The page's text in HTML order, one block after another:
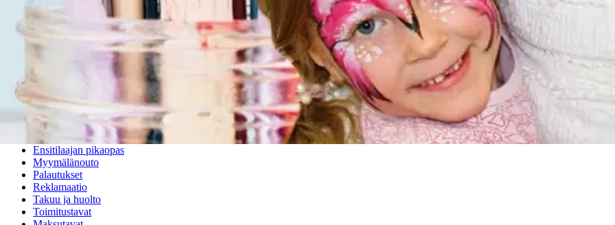
Ilmainen palautus 30 päivää.*
Nouto myymälästä ilman toimituskuluja.
Asiakasomistajalle Bonusta jopa 5 %.*
Verkkokauppa
Ohjeet
Ensitilaajan pikaopas
Myymälänouto
Palautukset
Reklamaatio
Takuu ja huolto
Toimitustavat